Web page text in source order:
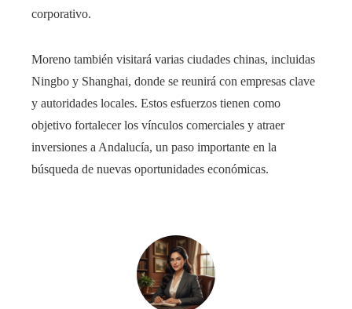
corporativo.
Moreno también visitará varias ciudades chinas, incluidas
Ningbo y Shanghai, donde se reunirá con empresas clave
y autoridades locales. Estos esfuerzos tienen como
objetivo fortalecer los vínculos comerciales y atraer
inversiones a Andalucía, un paso importante en la
búsqueda de nuevas oportunidades económicas.